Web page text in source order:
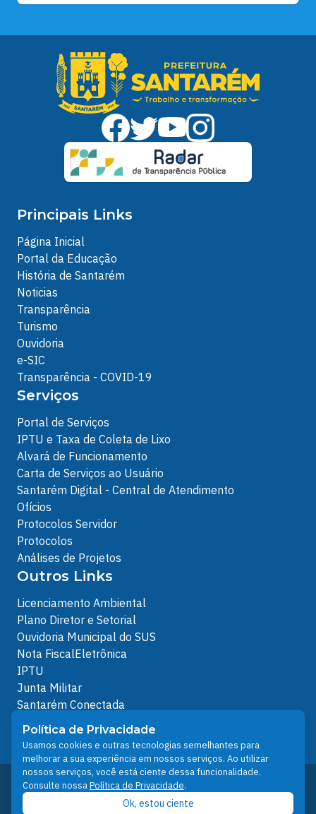
Principais Links
Página Inicial
Portal da Educação
História de Santarém
Noticias
Transparência
Turismo
Ouvidoria
e-SIC
Transparência - COVID-19
Serviços
Portal de Serviços
IPTU e Taxa de Coleta de Lixo
Alvará de Funcionamento
Carta de Serviços ao Usuário
Santarém Digital - Central de Atendimento
Ofícios
Protocolos Servidor
Protocolos
Análises de Projetos
Outros Links
Licenciamento Ambiental
Plano Diretor e Setorial
Ouvidoria Municipal do SUS
Nota FiscalEletrônica
IPTU
Junta Militar
Santarém Conectada
Política de Privacidade
People illustrations by Storyset
Desenvolvido pelo Núcleo Técnico de Gestão de
Tecnologia da Informação - NTI
Política de Privacidade
Usamos cookies e outras tecnologias semelhantes para
melhorar a sua experiência em nossos serviços. Ao utilizar
nossos serviços, você está ciente dessa funcionalidade.
Consulte nossaPolítica de Privacidade.
Ok, estou ciente